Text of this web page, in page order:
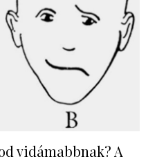
vidámabbnak? A